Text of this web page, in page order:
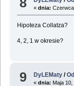
«dnia:
Hipoteza Collatza?
4, 2, 1 w okresie?
9 DyLEMaty /
«dnia: Maja